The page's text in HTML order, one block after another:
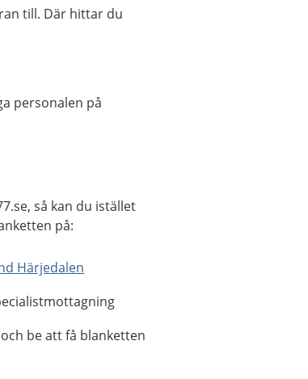
till. Där hittar du
personalen på
så kan du istället
på:
Härjedalen
be att få blanketten